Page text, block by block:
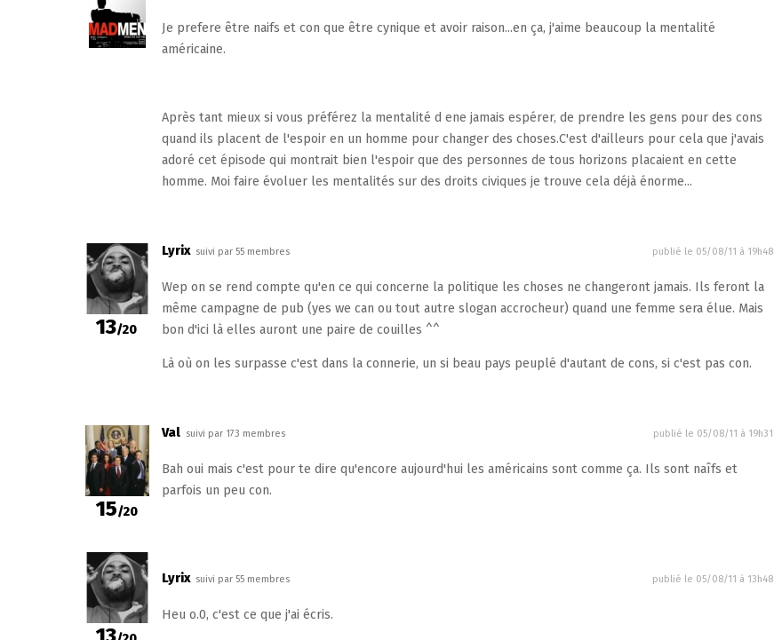
Je prefere être naifs et con que être cynique et avoir raison...en ça, j'aime beaucoup la mentalité
américaine.
Après tant mieux si vous préférez la mentalité d ene jamais espérer, de prendre les gens pour des cons
quand ils placent de l'espoir en un homme pour changer des choses.C'est d'ailleurs pour cela que j'avais
adoré cet épisode qui montrait bien l'espoir que des personnes de tous horizons placaient en cette
homme. Moi faire évoluer les mentalités sur des droits civiques je trouve cela déjà énorme...
13/20
Lyrix suivi par 55 membres publié le 05/08/11 à 19h48
Wep on se rend compte qu'en ce qui concerne la politique les choses ne changeront jamais. Ils feront la
même campagne de pub (yes we can ou tout autre slogan accrocheur) quand une femme sera élue. Mais
bon d'ici là elles auront une paire de couilles ^^
Là où on les surpasse c'est dans la connerie, un si beau pays peuplé d'autant de cons, si c'est pas con.
15/20
Val suivi par 173 membres publié le 05/08/11 à 19h31
Bah oui mais c'est pour te dire qu'encore aujourd'hui les américains sont comme ça. Ils sont naîfs et
parfois un peu con.
Lyrix suivi par 55 membres publié le 05/08/11 à 13h48
Heu o.0, c'est ce que j'ai écris.